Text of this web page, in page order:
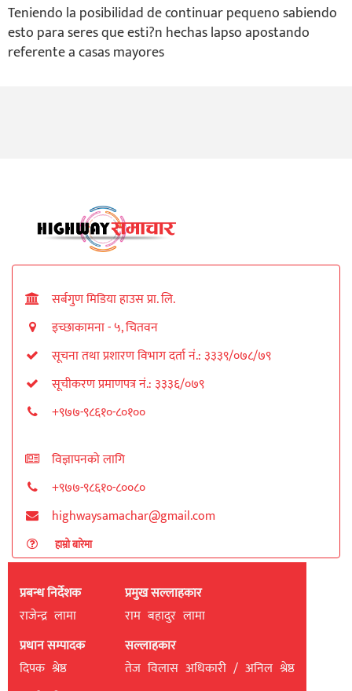
Teniendo la posibilidad de continuar pequeno sabiendo
esto para seres que esti?n hechas lapso apostando
referente a casas mayores
सर्बगुण मिडिया हाउस प्रा. लि.
इच्छाकामना - ५, चितवन
सूचना तथा प्रशारण विभाग दर्ता नं.: ३३३९/०७८/७९
सूचीकरण प्रमाणपत्र नं.: ३३३६/०७९
+९७७-९८६१०-८०१००
विज्ञापनको लागि
+९७७-९८६१०-८००८०
highwaysamachar@gmail.com
हाम्रो बारेमा
प्रबन्ध निर्देशक
राजेन्द्र लामा
प्रधान सम्पादक
दिपक श्रेष्ठ
प्रमुख सल्लाहकार
राम बहादुर लामा
सल्लाहकार
तेज विलास अधिकारी / अनिल श्रेष्ठ